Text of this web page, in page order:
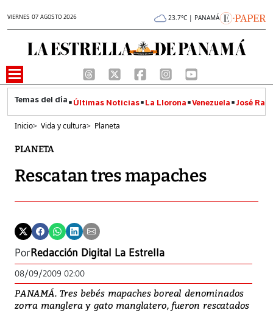
VIERNES 07 AGOSTO 2026 23.7°C | PANAMÁ
Últimas Noticias La Llorona Venezuela José
Inicio> Vida y cultura> Planeta
PLANETA
Rescatan tres mapaches
PorRedacción Digital La Estrella
08/09/2009 02:00
PANAMÁ. Tres bebés mapaches boreal denominados
zorra manglera y gato manglatero, fueron rescatados